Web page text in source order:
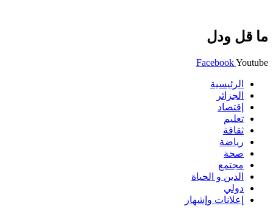
ما قل ودل
FacebookYoutube
الرئيسية
الجزائر
إقتصاد
تعليم
ثقافة
رياضة
صحة
مجتمع
الدين و الحياة
دولي
إعلانات وإشهار